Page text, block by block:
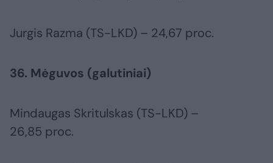
Jurgis Razma (TS-LKD) – 24,67 proc.
36. Mėguvos (galutiniai)
Mindaugas Skritulskas (TS-LKD) –
26,85 proc.